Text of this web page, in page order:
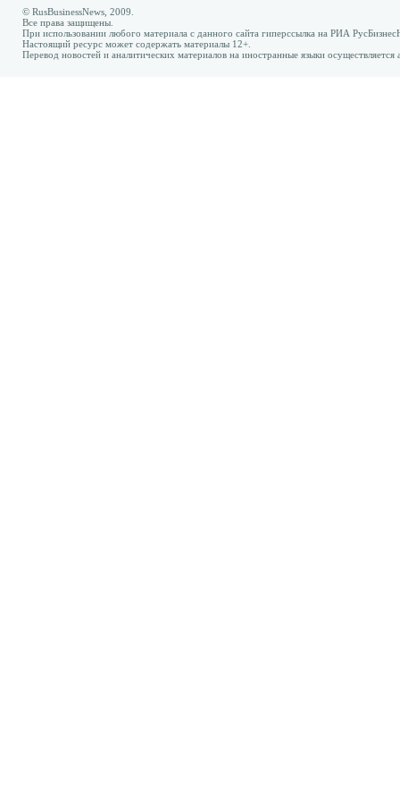
© RusBusinessNews, 2009.
Все права защищены.
При использовании любого материала с данного сайта гиперссылка на РИА
Настоящий ресурс может содержать материалы 12+.
Перевод новостей и аналитических материалов на иностранные языки осуществляется